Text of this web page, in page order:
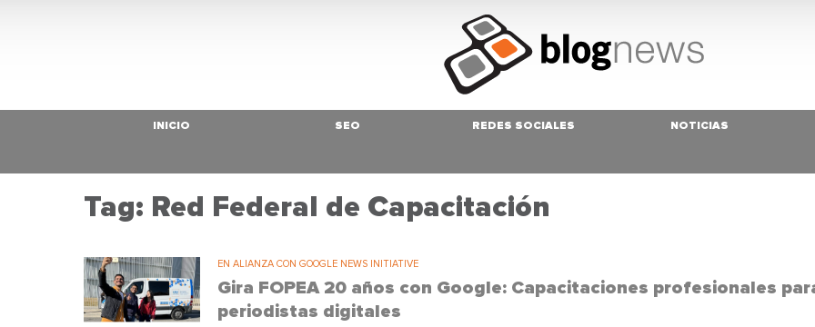
INICIO SEO REDES SOCIALES NOTICIAS
Tag: Red Federal de Capacitación
EN ALIANZA CON GOOGLE NEWS INITIATIVE
Gira FOPEA 20 años con Google: Capacitaciones profesionales
periodistas digitales